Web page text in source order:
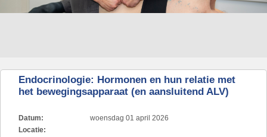
Endocrinologie: Hormonen en hun relatie met
het bewegingsapparaat (en aansluitend ALV)
Datum:
woensdag 01 april 2026
Locatie: